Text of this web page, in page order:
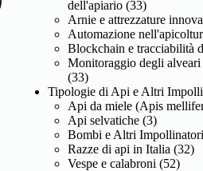
dell'apiario (33)
Arnie e attrezzature
Automazione
Blockchain e tracciabilità
Monitoraggio degli alveari
(33)
Tipologie di Api e Altri
Api da miele (Apis
Api selvatiche (3)
Bombi e Altri Impollinatori
Razze di api in Italia (32)
Vespe e calabroni (52)